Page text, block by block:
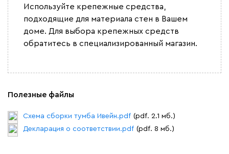
Используйте крепежные средства,
подходящие для материала стен в Вашем
доме. Для выбора крепежных средств
обратитесь в специализированный магазин.
Полезные файлы
Схема сборки тумба Ивейн.pdf (pdf. 2.1 мб.)
Декларация о соответствии.pdf (pdf. 8 мб.)